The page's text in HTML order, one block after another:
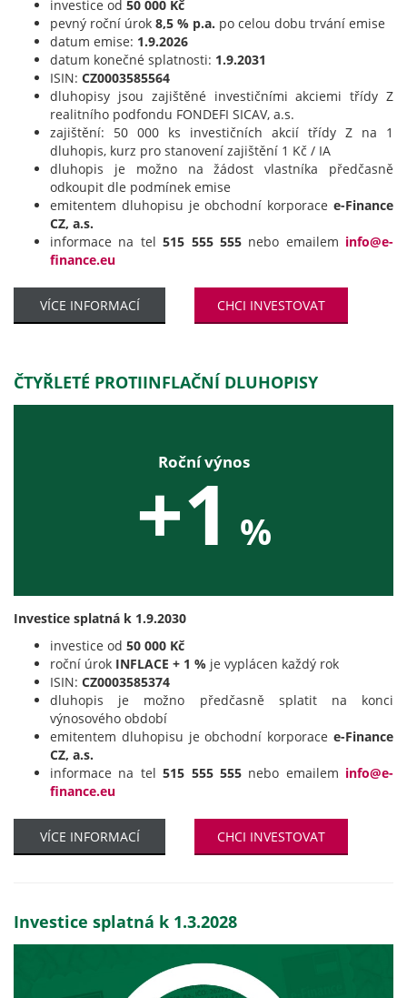
investice od 50 000 Kč
pevný roční úrok 8,5 % p.a. po celou dobu trvání emise
datum emise: 1.9.2026
datum konečné splatnosti: 1.9.2031
ISIN: CZ0003585564
dluhopisy jsou zajištěné investičními akciemi třídy Z
realitního podfondu FONDEFI SICAV, a.s.
zajištění: 50 000 ks investičních akcií třídy Z na 1
dluhopis, kurz pro stanovení zajištění 1 Kč / IA
dluhopis je možno na žádost vlastníka předčasně
odkoupit dle podmínek emise
emitentem dluhopisu je obchodní korporace e-Finance
CZ, a.s.
informace na tel515 555 555nebo emailem info@e-
finance.eu
VÍCE INFORMACÍ CHCI INVESTOVAT
ČTYŘLETÉ PROTIINFLAČNÍ DLUHOPISY
Roční výnos
+1 %
Investice splatná k 1.9.2030
investice od 50 000 Kč
roční úrok INFLACE + 1 % je vyplácen každý rok
ISIN: CZ0003585374
dluhopis je možno předčasně splatit na konci
výnosového období
emitentem dluhopisu je obchodní korporace e-Finance
CZ, a.s.
informace na tel515 555 555nebo emailem info@e-
finance.eu
VÍCE INFORMACÍ CHCI INVESTOVAT
Investice splatná k 1.3.2028